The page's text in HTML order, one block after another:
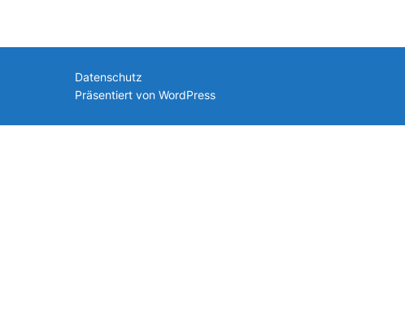
Datenschutz
Präsentiert von WordPress